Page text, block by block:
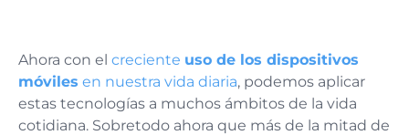
Ahora con el creciente uso de los dispositivos
móviles en nuestra vida diaria, podemos aplicar
estas tecnologías a muchos ámbitos de la vida
cotidiana. Sobretodo ahora que más de la mitad de